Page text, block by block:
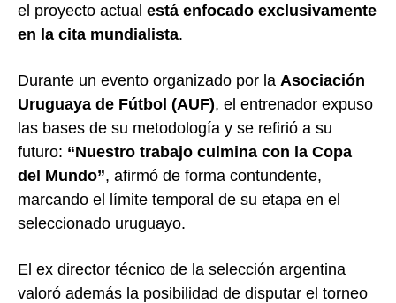
el proyecto actual está enfocado exclusivamente
en la cita mundialista.
Durante un evento organizado por la Asociación
Uruguaya de Fútbol (AUF), el entrenador expuso
las bases de su metodología y se refirió a su
futuro: “Nuestro trabajo culmina con la Copa
del Mundo”, afirmó de forma contundente,
marcando el límite temporal de su etapa en el
seleccionado uruguayo.
El ex director técnico de la selección argentina
valoró además la posibilidad de disputar el torneo